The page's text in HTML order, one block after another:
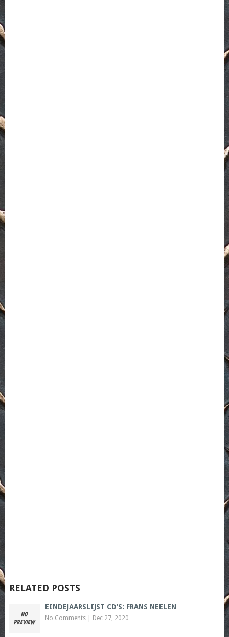
RELATED POSTS
EINDEJAARSLIJST CD’S: FRANS NEELEN
No Comments| Dec 27, 2020